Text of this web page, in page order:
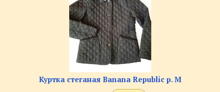
Куртка стеганая Banana Republic р. M